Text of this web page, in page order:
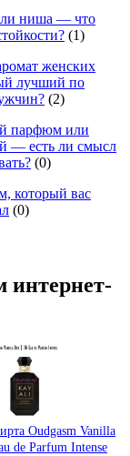
ниша — что
(1)
женских
лучший по
(2)
парфюм или
— есть ли смысл
(0)
который вас
(0)
Oudgasm Vanilla
de Parfum Intense